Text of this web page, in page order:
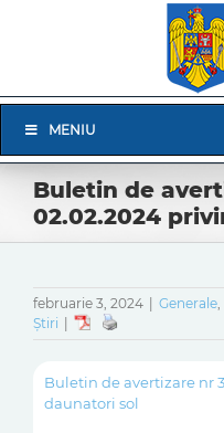
Navigation
MENIU
Buletin de
02.02.2024
februarie 3, 2024 Generale,
Știri
Buletin de avertizare nr
daunatori sol